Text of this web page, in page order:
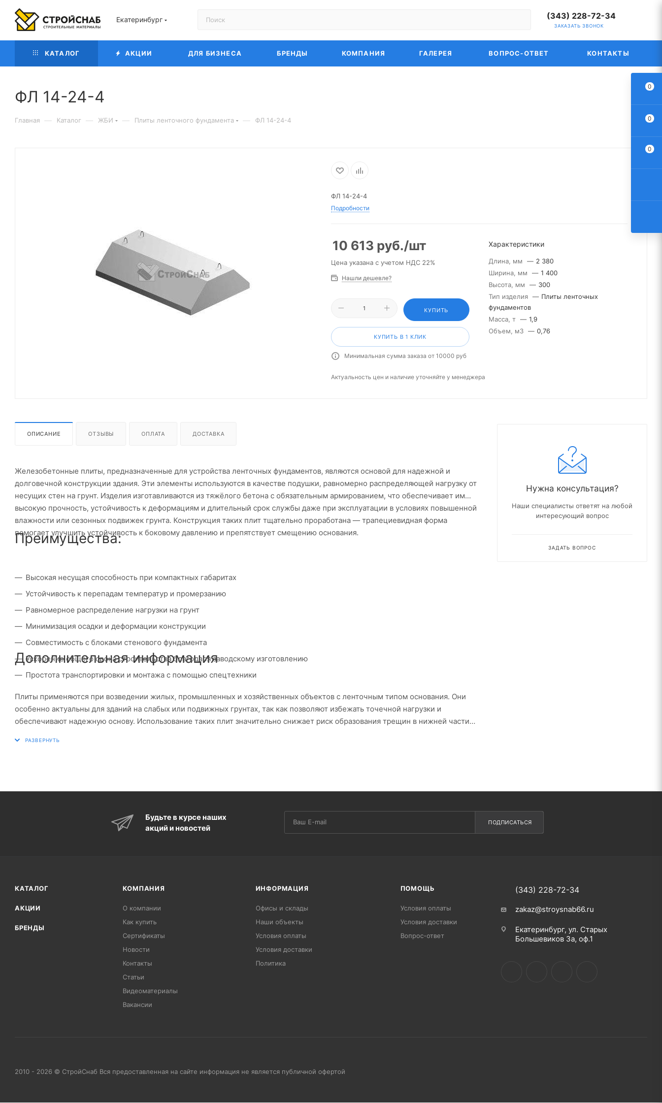
Екатеринбург (343) 228-72-34
ЗАКАЗАТЬ ЗВОНОК
КАТАЛОГ АКЦИИ ДЛЯ БИЗНЕСА БРЕНДЫ КОМПАНИЯ ГАЛЕРЕЯ ВОПРОС-ОТВЕТ КОНТАКТЫ
ФЛ 14-24-4
Главная — Каталог — ЖБИ — Плиты ленточного фундамента — ФЛ 14-24-4
ФЛ 14-24-4
Подробности
10 613 руб./шт
Цена указана с учетом НДС 22%
Нашли дешевле?
КУПИТЬ
КУПИТЬ В 1 КЛИК
Минимальная сумма заказа от 10000 руб
Характеристики
Длина, мм — 2 380
Ширина, мм
— 1 400
Высота, мм
— 300
Тип изделия — Плиты ленточных
фундаментов
Масса, т — 1,9
Объем, м3 — 0,76
Актуальность цен и наличие уточняйте у менеджера
ОПИСАНИЕ ОТЗЫВЫ ОПЛАТА ДОСТАВКА
Железобетонные плиты, предназначенные для устройства ленточных фундаментов, являются основой для надежной и
долговечной конструкции здания. Эти элементы используются в качестве подушки, равномерно распределяющей нагрузку от
несущих стен на грунт. Изделия изготавливаются из тяжёлого бетона с обязательным армированием, что обеспечивает им
высокую прочность, устойчивость к деформациям и длительный срок службы даже при эксплуатации в условиях повышенной
влажности или сезонных подвижек грунта. Конструкция таких плит тщательно проработана — трапециевидная форма
помогает улучшить устойчивость к боковому давлению и препятствует смещению основания.
Преимущества:
Высокая несущая способность при компактных габаритах
Устойчивость к перепадам температур и промерзанию
Равномерное распределение нагрузки на грунт
Минимизация осадки и деформации конструкции
Совместимость с блоками стенового фундамента
Ускорение общего срока строительства благодаря заводскому изготовлению
Простота транспортировки и монтажа с помощью спецтехники
Дополнительная информация
Плиты применяются при возведении жилых, промышленных и хозяйственных объектов с ленточным типом основания. Они
особенно актуальны для зданий на слабых или подвижных грунтах, так как позволяют избежать точечной нагрузки и
обеспечивают надежную основу. Использование таких плит значительно снижает риск образования трещин в нижней части
Нужна консультация?
Наши специалисты ответят на любой
интересующий вопрос
ЗАДАТЬ ВОПРОС
Будьте в курсе наших
акций и новостей
ПОДПИСАТЬСЯ
КАТАЛОГ
АКЦИИ
БРЕНДЫ
КОМПАНИЯ
О компании
Как купить
Сертификаты
Новости
Контакты
Статьи
Видеоматериалы
Вакансии
ИНФОРМАЦИЯ
Офисы и склады
Наши объекты
Условия оплаты
Условия доставки
Политика
ПОМОЩЬ
Условия оплаты
Условия доставки
Вопрос-ответ
(343) 228-72-34
zakaz@stroysnab66.ru
Екатеринбург, ул. Старых
Большевиков 3а, оф.1
2010 - 2026 © СтройСнаб Вся предоставленная на сайте информация не является публичной офертой
0
0
0